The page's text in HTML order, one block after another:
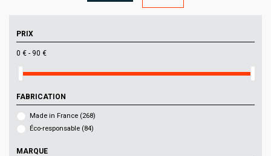
PRIX
0 € - 90 €
FABRICATION
Made in France (268)
Éco-responsable (84)
MARQUE